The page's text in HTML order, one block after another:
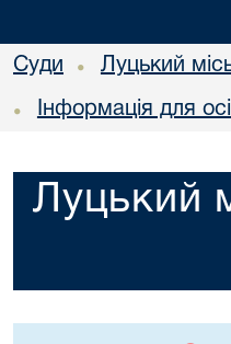
Суди • Луцький
• Інформація для
Луцький